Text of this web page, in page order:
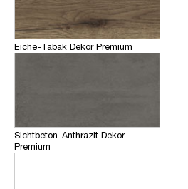
Eiche-Tabak Dekor Premium
Sichtbeton-Anthrazit Dekor
Premium